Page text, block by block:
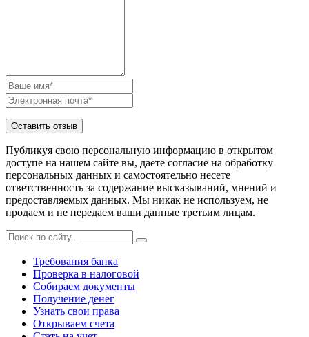
Публикуя свою персональную информацию в открытом
доступе на нашем сайте вы, даете согласие на обработку
персональных данных и самостоятельно несете
ответственность за содержание высказываний, мнений и
предоставляемых данных. Мы никак не используем, не
продаем и не передаем ваши данные третьим лицам.
Требования банка
Проверка в налоговой
Собираем документы
Получение денег
Узнать свои права
Открываем счета